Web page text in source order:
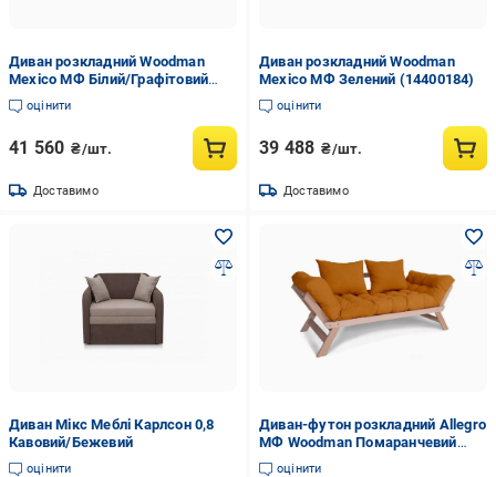
Диван розкладний Woodman
Mexico МФ Білий/Графітовий
(14399876)
оцінити
41 560 ₴/шт.
Доставимо
Диван розкладний Woodman
Mexico МФ Зелений (14400184)
оцінити
39 488 ₴/шт.
Доставимо
Диван Мікс Меблі Карлсон 0,8
Кавовий/Бежевий
оцінити
Диван-футон розкладний Allegro
МФ Woodman Помаранчевий
(14400509)
оцінити